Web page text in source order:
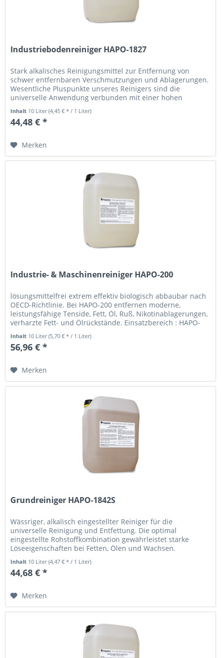
Industriebodenreiniger HAPO-1827
Stark alkalisches Reinigungsmittel zur Entfernung von
schwer entfernbaren Verschmutzungen und Ablagerungen.
Wesentliche Pluspunkte unseres Reinigers sind die
universelle Anwendung verbunden mit einer hohen
Inhalt 10 Liter(4,45 € * / 1 Liter)
44,48 € *
Merken
Industrie- & Maschinenreiniger HAPO-200
lösungsmittelfrei extrem effektiv biologisch abbaubar nach
OECD-Richtlinie. Bei HAPO-200 entfernen moderne,
leistungsfähige Tenside, Fett, Öl, Ruß, Nikotinablagerungen,
verharzte Fett- und Ölrückstände. Einsatzbereich : HAPO-
Inhalt 10 Liter(5,70 € * / 1 Liter)
56,96 € *
Merken
Grundreiniger HAPO-1842S
Wässriger, alkalisch eingestellter Reiniger für die
universelle Reinigung und Entfettung. Die optimal
eingestellte Rohstoffkombination gewährleistet starke
Löseeigenschaften bei Fetten, Ölen und Wachsen.
Inhalt 10 Liter(4,47 € * / 1 Liter)
44,68 € *
Merken